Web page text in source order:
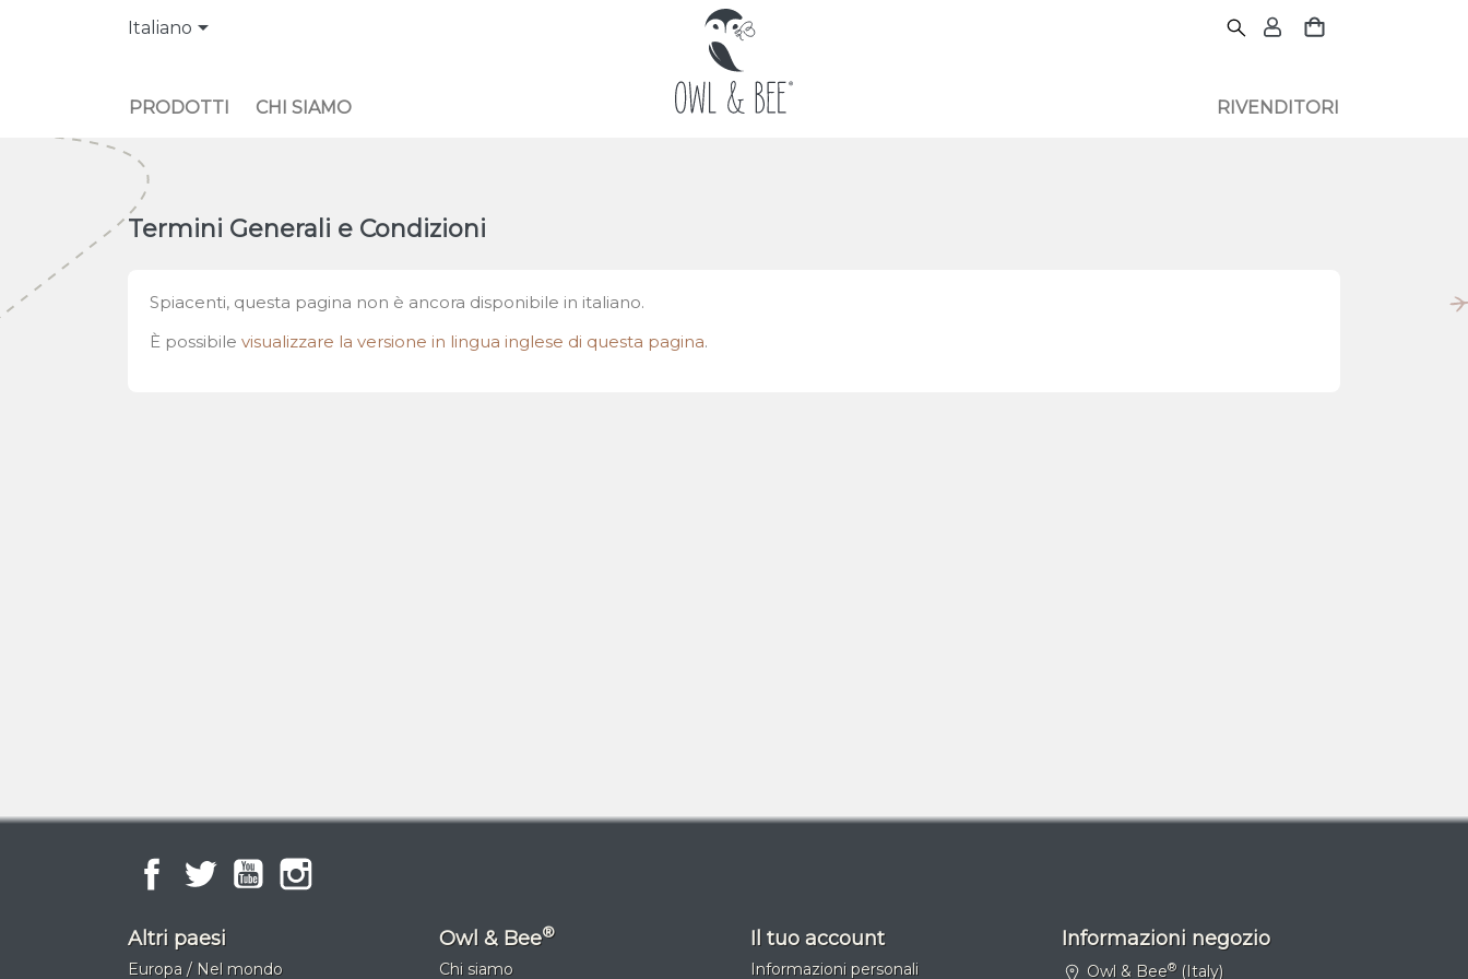
Italiano
PRODOTTI CHI SIAMO RIVENDITORI
Termini Generali e Condizioni
Spiacenti, questa pagina non è ancora disponibile in italiano.
È possibile visualizzare la versione in lingua inglese di questa pagina.
FacebookTwitterYouTube
Altri paesi
Europa / Nel mondo
Owl & Bee®
Chi siamo
Il tuo account
Informazioni personali
Informazioni negozio
Owl & Bee®(Italy)